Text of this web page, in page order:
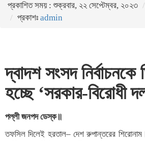
প্রকাশিত সময় : শুক্রবার, ২২ সেপ্টেম্বর, ২০২৩
প্রকাশঃ admin
দ্বাদশ সংসদ নির্বাচনকে
হচ্ছে ‘সরকার-বিরোধী
পল্লী জনপদ ডেস্ক॥
তফসিল দিলেই হরতাল– দেশ রুপান্তরের